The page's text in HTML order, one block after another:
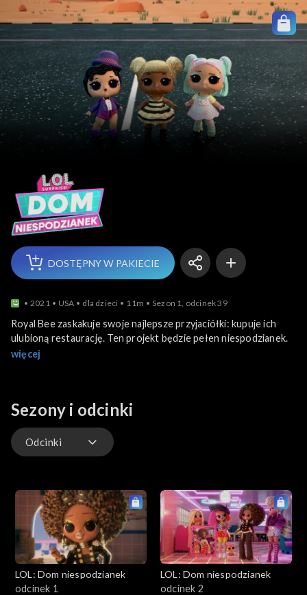
LOL: Dom
DOSTĘPNY W PAKIECIE
2021 USA dla dzieci 11m Sezon 1, odcinek 39
Royal Bee zaskakuje swoje najlepsze przyjaciółki: kupuje ich
ulubioną restaurację. Ten projekt będzie pełen niespodzianek.
więcej
Sezony i odcinki
Odcinki
LOL: Dom niespodzianek
odcinek 1
LOL: Dom niespodzianek
odcinek 2